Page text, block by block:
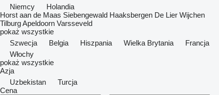
Niemcy
Holandia
Horst aan de Maas Siebengewald Haaksbergen De Lier Wijchen
TilburgApeldoorn Varsseveld
pokaż wszystkie
Szwecja
Belgia Hiszpania Wielka Brytania
Francja
Włochy
pokaż wszystkie
Azja
Uzbekistan
Turcja
Cena